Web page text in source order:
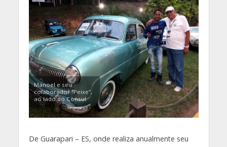
Manoel e seu
colaborador “Peixe”,
ao lado do Consul
De Guarapari – ES, onde realiza anualmente seu